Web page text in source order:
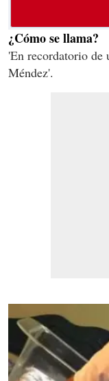
¿Cómo se llama?
'En recordatorio de
Méndez'.